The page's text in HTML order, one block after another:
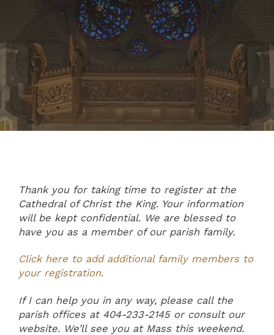
Thank you for taking time to register at the
Cathedral of Christ the King. Your information
will be kept confidential. We are blessed to
have you as a member of our parish family.
Click here to add additional family members to
your registration.
If I can help you in any way, please call the
parish offices at 404-233-2145 or consult our
website. We’ll see you at Mass this weekend.